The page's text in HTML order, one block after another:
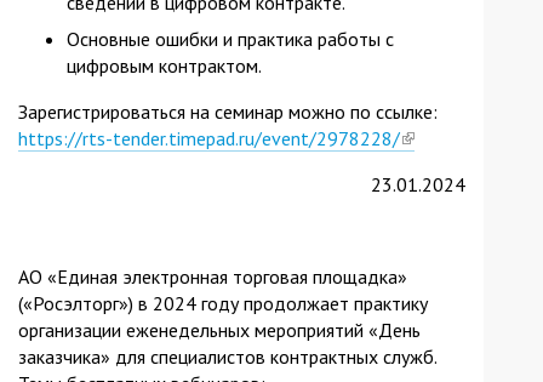
Основные ошибки и практика работы с
цифровым контрактом.
Зарегистрироваться на семинар можно по ссылке:
https://rts-tender.timepad.ru/event/2978228/(link
external)
23.01.2024
АО «Единая электронная торговая площадка»
(«Росэлторг») в 2024 году продолжает практику
организации еженедельных мероприятий «День
заказчика» для специалистов контрактных служб.